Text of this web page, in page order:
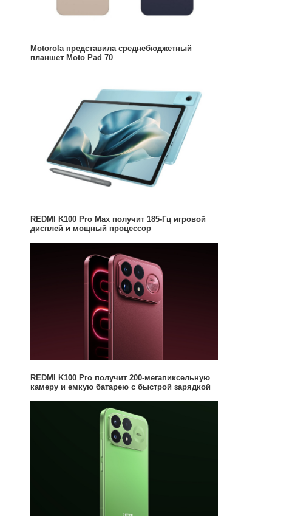
Motorola представила среднебюджетный
планшет Moto Pad 70
REDMI K100 Pro Max получит 185-Гц игровой
дисплей и мощный процессор
REDMI K100 Pro получит 200-мегапиксельную
камеру и емкую батарею с быстрой зарядкой